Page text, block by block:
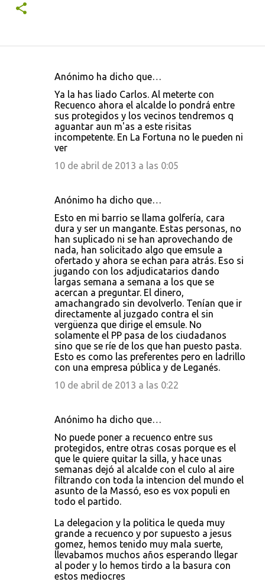
Anónimo ha dicho que…
Ya la has liado Carlos. Al meterte con
Recuenco ahora el alcalde lo pondrá entre
sus protegidos y los vecinos tendremos q
aguantar aun m'as a este risitas
incompetente. En La Fortuna no le pueden ni
ver
10 de abril de 2013 a las 0:05
Anónimo ha dicho que…
Esto en mi barrio se llama golfería, cara
dura y ser un mangante. Estas personas, no
han suplicado ni se han aprovechando de
nada, han solicitado algo que emsule a
ofertado y ahora se echan para atrás. Eso si
jugando con los adjudicatarios dando
largas semana a semana a los que se
acercan a preguntar. El dinero,
amachangrado sin devolverlo. Tenían que ir
directamente al juzgado contra el sin
vergüenza que dirige el emsule. No
solamente el PP pasa de los ciudadanos
sino que se ríe de los que han puesto pasta.
Esto es como las preferentes pero en ladrillo
con una empresa pública y de Leganés.
10 de abril de 2013 a las 0:22
Anónimo ha dicho que…
No puede poner a recuenco entre sus
protegidos, entre otras cosas porque es el
que le quiere quitar la silla, y hace unas
semanas dejó al alcalde con el culo al aire
filtrando con toda la intencion del mundo el
asunto de la Massó, eso es vox populi en
todo el partido.
La delegacion y la politica le queda muy
grande a recuenco y por supuesto a jesus
gomez, hemos tenido muy mala suerte,
llevabamos muchos años esperando llegar
al poder y lo hemos tirdo a la basura con
estos mediocres